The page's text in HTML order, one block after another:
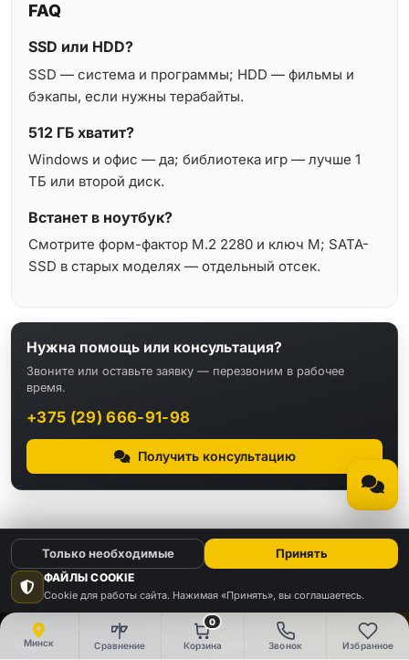
Минск Сравнение
0
Корзина Звонок Избранное
FAQ
SSD или HDD?
SSD — система и программы; HDD — фильмы и
бэкапы, если нужны терабайты.
512 ГБ хватит?
Windows и офис — да; библиотека игр — лучше 1
ТБ или второй диск.
Встанет в ноутбук?
Смотрите форм-фактор M.2 2280 и ключ M; SATA-
SSD в старых моделях — отдельный отсек.
Нужна помощь или консультация?
Звоните или оставьте заявку — перезвоним в рабочее
время.
+375 (29) 666-91-98
Получить консультацию
КАТАЛОГ
Видео Аудио
ФАЙЛЫ COOKIE
Cookie для работы сайта. Нажимая «Принять», вы соглашаетесь.
Только необходимые Принять